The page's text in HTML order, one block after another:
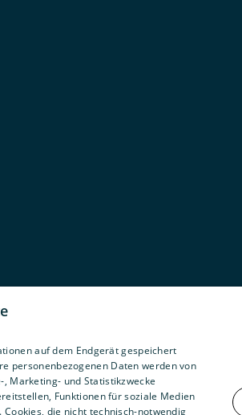
auf dem Endgerät gespeichert
personenbezogenen Daten werden von
Marketing- und Statistikzwecke
Funktionen für soziale Medien
die nicht technisch-notwendig